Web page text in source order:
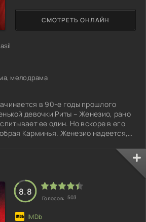
мелодрама
в 90-е годы прошлого
девочки Риты – Женезио, рано
ее один. Но вскоре в его
Карминья. Женезио надеется,
СМОТРЕТЬ ОНЛАЙН
8.8
Голосов: 503